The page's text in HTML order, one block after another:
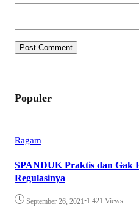
Populer
Ragam
SPANDUK Praktis dan Gak
Regulasinya
September 26, 2021•1.421 Views